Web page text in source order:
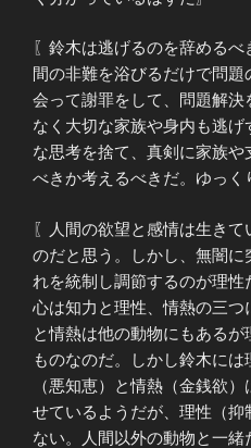
〖鈴木は逃げるのを辞める
間の非難を浴びるだけで問
会って謝罪をして、問題解
なく大切な家族や身内も逃
な思考を捨て、真剣に家族
べきか考えるべきだ。ゆっく
〖人間の欲望と感情は生き
のだと思う。しかし、無闇
れを統制し調節するのが理
心は知力と理性、情熱の三つ
と情熱は他の動物にもある
ものなのだ。しかし鈴木に
（悪知恵）と情熱（金銭欲
せているようだが、理性（抑
ない。人間以外の動物と一